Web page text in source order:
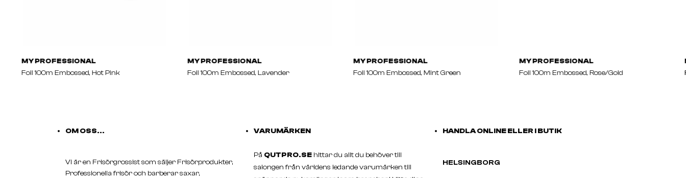
MY PROFESSIONAL
Foil 100m Embossed, Hot Pink
MY PROFESSIONAL
Foil 100m Embossed, Lavender
MY PROFESSIONAL
Foil 100m Embossed, Mint Green
MY PROFESSIONAL
Foil 100m Embossed, Rose/gold
OM OSS...
Vi är en Frisörgrossist som säljer Frisörprodukter,
Professionella frisör och barberar saxar,
VARUMÄRKEN
På QUTPRO.SE hittar du allt du behöver till
salongen från världens ledande varumärken till
HANDLA ONLINE ELLER I BUTIK
HELSINGBORG